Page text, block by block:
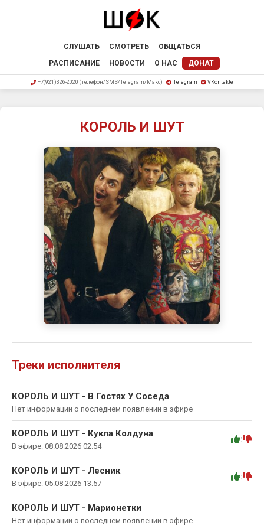
СЛУШАТЬ СМОТРЕТЬ
ОБЩАТЬСЯ
РАСПИСАНИЕ
НОВОСТИ О НАС ДОНАТ
+7(921)326-2020 (телефон/SMS/Telegram/Макс) Telegram VKontakte
КОРОЛЬ И ШУТ
Треки исполнителя
КОРОЛЬ И ШУТ - В Гостях У Соседа
Нет информации о последнем появлении в эфире
КОРОЛЬ И ШУТ - Кукла Колдуна
В эфире: 08.08.2026 02:54
:
КОРОЛЬ И ШУТ - Лесник
В эфире: 05.08.2026 13:57
:
КОРОЛЬ И ШУТ - Марионетки
Нет информации о последнем появлении в эфире